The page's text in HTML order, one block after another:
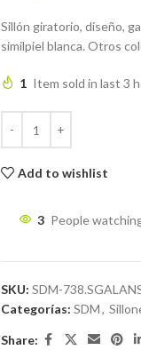
Sillón giratorio, diseño,
similpiel blanca. Otros
1 Item sold in last 3
Add to wishlist
3 People
SKU: SDM-
Categorías: SDM,
Share: